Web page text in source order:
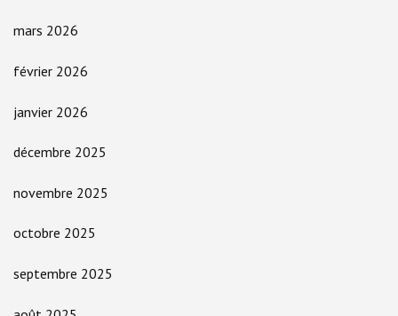
mars 2026
février 2026
janvier 2026
décembre 2025
novembre 2025
octobre 2025
septembre 2025